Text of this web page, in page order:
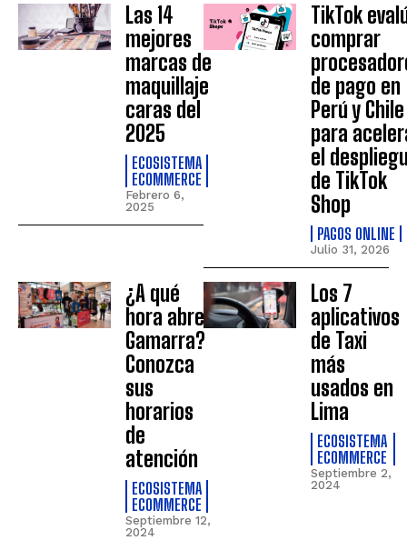
Las 14
mejores
marcas de
maquillaje
caras del
2025
ECOSISTEMA
ECOMMERCE
Febrero 6,
2025
TikTok
comprar
de pago en
Perú y Chile
para
el
de TikTok
Shop
PAGOS ONLINE
Julio 31, 2026
¿A qué
hora abre
Gamarra?
Conozca
sus
horarios
de
atención
ECOSISTEMA
ECOMMERCE
Septiembre 12,
2024
Los 7
aplicativos
de Taxi
más
usados en
Lima
ECOSISTEMA
ECOMMERCE
Septiembre 2,
2024